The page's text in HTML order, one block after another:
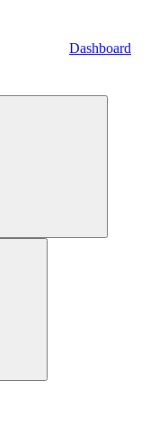
Dashboard